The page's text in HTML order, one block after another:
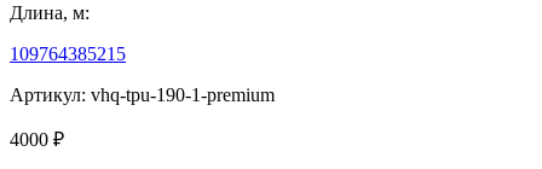
Длина, м:
109764385215
Артикул: vhq-tpu-190-1-premium
4000 ₽